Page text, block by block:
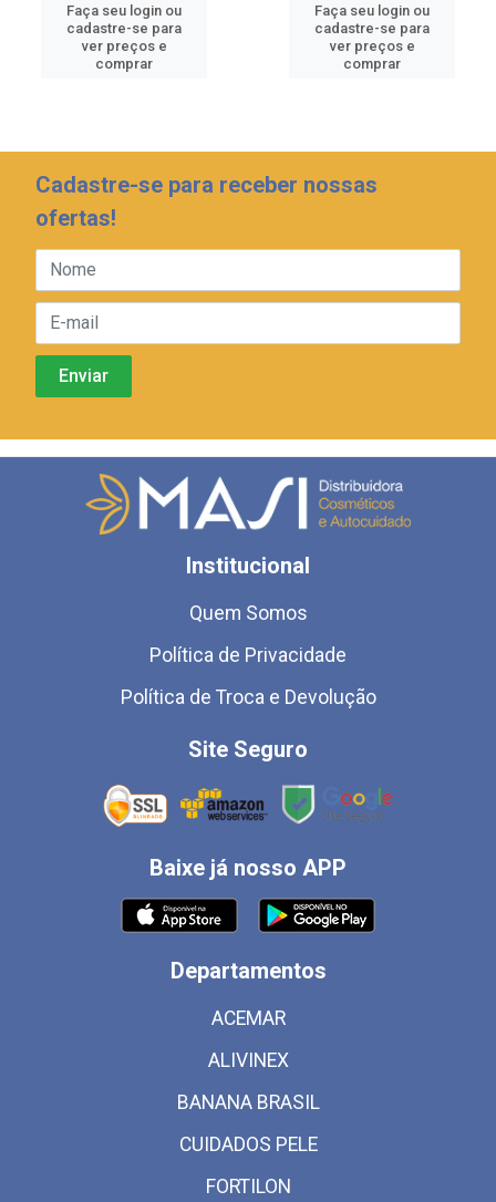
Faça seu login ou
cadastre-se para
ver preços e
comprar
Faça seu login ou
cadastre-se para
ver preços e
comprar
Cadastre-se para receber nossas
ofertas!
Institucional
Quem Somos
Política de Privacidade
Política de Troca e Devolução
Site Seguro
Baixe já nosso APP
Departamentos
ACEMAR
ALIVINEX
BANANA BRASIL
CUIDADOS PELE
FORTILON